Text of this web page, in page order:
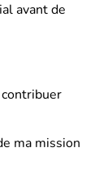
avant de
ma mission